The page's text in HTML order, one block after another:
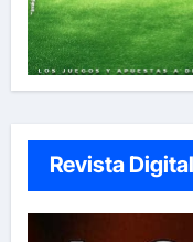
Revista